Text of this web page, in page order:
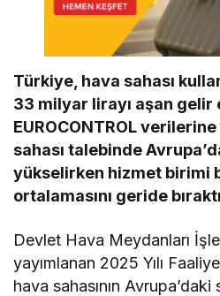
Türkiye, hava sahası
33 milyar lirayı aşan gelir
EUROCONTROL
sahası talebinde
yükselirken hizmet birimi
ortalamasını geride
Devlet Hava Meydanları
yayımlanan 2025 Yılı
hava sahasının Avrupa’daki